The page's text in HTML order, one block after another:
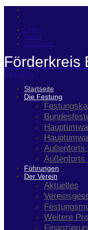
Login
Suche
Impressum
Förderkreis
Navigation
Startseite
Die Festung
Außenforts
Außenforts
Führungen
Der Verein
Aktuelles
Weitere